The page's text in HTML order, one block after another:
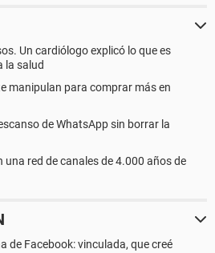
Un cardiólogo explicó lo que es
la salud
manipulan para comprar más en
de WhatsApp sin borrar la
red de canales de 4.000 años de
de Facebook: vinculada, que creé